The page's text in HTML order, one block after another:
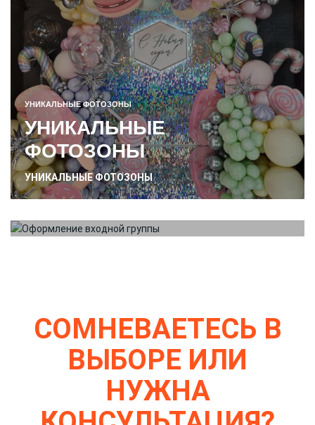
УНИКАЛЬНЫЕ ФОТОЗОНЫ
УНИКАЛЬНЫЕ
ФОТОЗОНЫ
УНИКАЛЬНЫЕ ФОТОЗОНЫ
СОМНЕВАЕТЕСЬ В
ВЫБОРЕ ИЛИ
НУЖНА